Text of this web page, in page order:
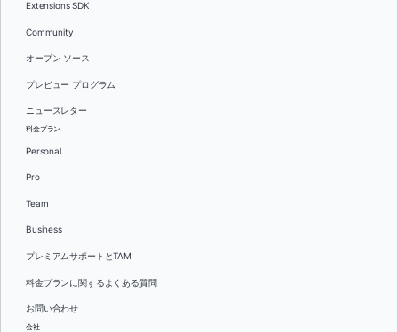
Extensions SDK
Community
オープン ソース
プレビュー プログラム
ニュースレター
料金プラン
Personal
Pro
Team
Business
プレミアムサポートとTAM
料金プランに関するよくある質問
お問い合わせ
会社